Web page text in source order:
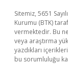
Sitemiz, 5651
Kurumu (BTK)
vermektedir. Bu
veya araştırma
yazdıkları
bu sorumluluğu